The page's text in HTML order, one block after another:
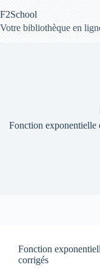
au
contenu
F2School
Votre bibliothèque en
Fonction exponentielle
Fonction
corrigés